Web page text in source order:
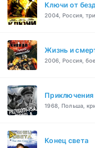
Ключи от
2004, Россия,
Жизнь и
2006, Россия,
Приключения
1968, Польша,
Конец света